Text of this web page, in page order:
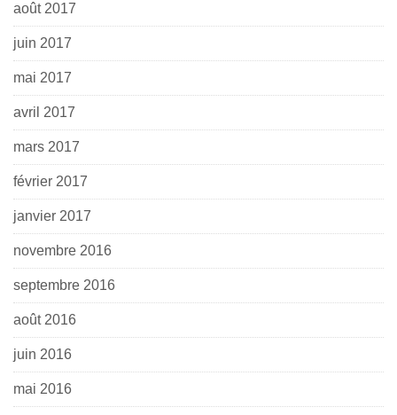
août 2017
juin 2017
mai 2017
avril 2017
mars 2017
février 2017
janvier 2017
novembre 2016
septembre 2016
août 2016
juin 2016
mai 2016